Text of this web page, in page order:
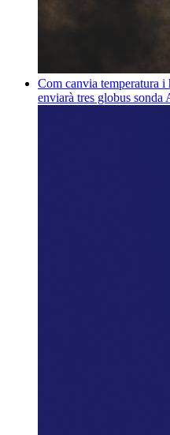
Com canvia temperatura
enviarà tres globus sonda